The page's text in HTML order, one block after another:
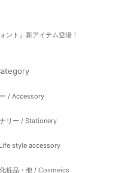
ント』新アイテム登場！
/ Accessory
リー / Stationery
style accessory
粧品・他 / Cosmeics